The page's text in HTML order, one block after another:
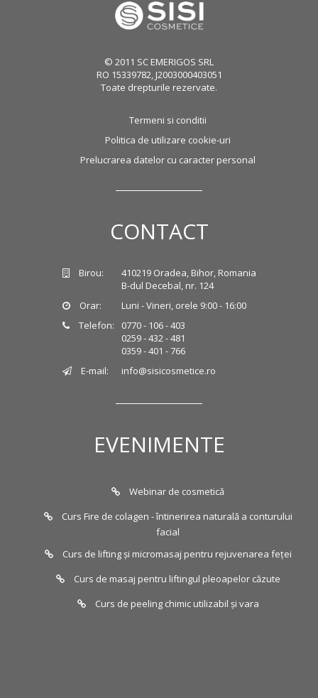
© 2011 SC EMERIGOS SRL
RO 15339782, J2003000403051
Toate drepturile rezervate.
Termeni si conditii
Politica de utilizare cookie-uri
Prelucrarea datelor cu caracter personal
CONTACT
Birou:
410219 Oradea, Bihor, Romania
B-dul Decebal, nr. 124
Orar:
Luni - Vineri, orele 9:00 - 16:00
Telefon:
0770 - 106 - 403
0259 - 432 - 481
0359 - 401 - 766
E-mail:
info@sisicosmetice.ro
EVENIMENTE
Webinar de cosmetică
Curs Fire de colagen - întinerirea naturală a conturului
facial
Curs de lifting și micromasaj pentru rejuvenarea feței
Curs de masaj pentru liftingul pleoapelor căzute
Curs de peeling chimic utilizabil și vara